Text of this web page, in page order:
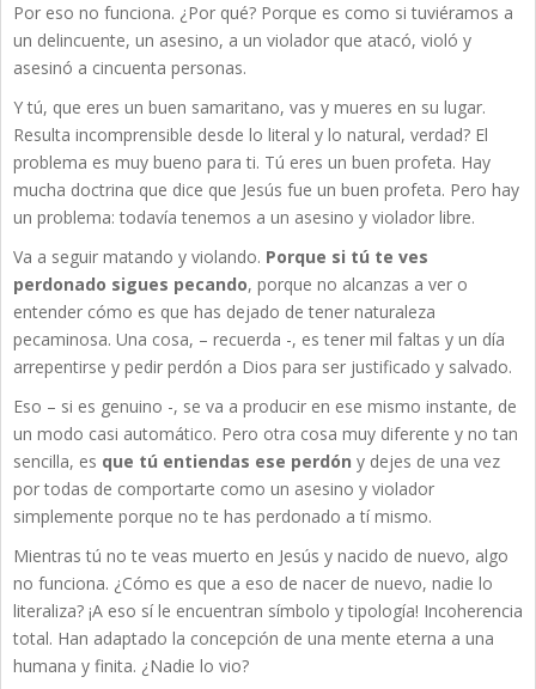
Por eso no funciona. ¿Por qué? Porque es como si tuviéramos a
un delincuente, un asesino, a un violador que atacó, violó y
asesinó a cincuenta personas.
Y tú, que eres un buen samaritano, vas y mueres en su lugar.
Resulta incomprensible desde lo literal y lo natural, verdad? El
problema es muy bueno para ti. Tú eres un buen profeta. Hay
mucha doctrina que dice que Jesús fue un buen profeta. Pero hay
un problema: todavía tenemos a un asesino y violador libre.
Va a seguir matando y violando. Porque si tú te ves
perdonado sigues pecando, porque no alcanzas a ver o
entender cómo es que has dejado de tener naturaleza
pecaminosa. Una cosa, – recuerda -, es tener mil faltas y un día
arrepentirse y pedir perdón a Dios para ser justificado y salvado.
Eso – si es genuino -, se va a producir en ese mismo instante, de
un modo casi automático. Pero otra cosa muy diferente y no tan
sencilla, es que tú entiendas ese perdón y dejes de una vez
por todas de comportarte como un asesino y violador
simplemente porque no te has perdonado a tí mismo.
Mientras tú no te veas muerto en Jesús y nacido de nuevo, algo
no funciona. ¿Cómo es que a eso de nacer de nuevo, nadie lo
literaliza? ¡A eso sí le encuentran símbolo y tipología! Incoherencia
total. Han adaptado la concepción de una mente eterna a una
humana y finita. ¿Nadie lo vio?